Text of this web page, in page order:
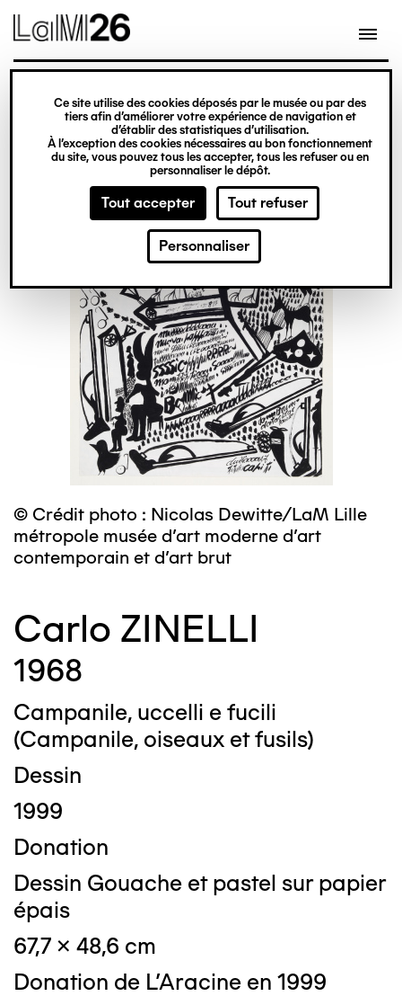
Gestion des cookies
Ce site utilise des cookies déposés par le musée ou par des
tiers afin d’améliorer votre expérience de navigation et
d’établir des statistiques d’utilisation.
À l’exception des cookies nécessaires au bon fonctionnement
du site, vous pouvez tous les accepter, tous les refuser ou en
personnaliser le dépôt.
Tout accepter Tout refuser
Personnaliser
contenu
© Crédit photo : Nicolas Dewitte/LaM Lille
métropole musée d’art moderne d’art
contemporain et d’art brut
Carlo ZINELLI
1968
Campanile, uccelli e fucili
(Campanile, oiseaux et fusils)
Dessin
1999
Donation
Dessin Gouache et pastel sur papier
épais
67,7 x 48,6 cm
Donation de L'Aracine en 1999